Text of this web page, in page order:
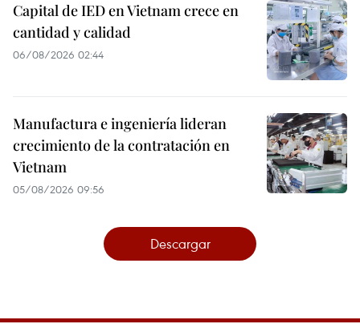
Capital de IED en Vietnam crece en
cantidad y calidad
06/08/2026 02:44
Manufactura e ingeniería lideran
crecimiento de la contratación en
Vietnam
05/08/2026 09:56
Descargar